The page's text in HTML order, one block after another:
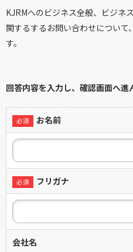
KJRMへのビジネス全般、ビジネ
関するするお問い合わせについて
す。
回答内容を入力し、確認画面へ進
お名前
フリガナ
会社名